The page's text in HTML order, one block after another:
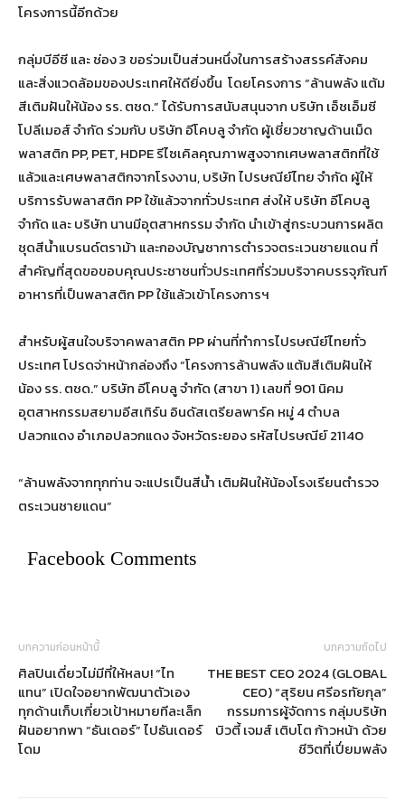
โครงการนี้อีกด้วย
กลุ่มบีอีซี และ ช่อง 3 ขอร่วมเป็นส่วนหนึ่งในการสร้างสรรค์สังคม
และสิ่งแวดล้อมของประเทศให้ดียิ่งขึ้น โดยโครงการ “ล้านพลัง แต้ม
สีเติมฝันให้น้อง รร. ตชด.” ได้รับการสนับสนุนจาก บริษัท เอ็ชเอ็มซี
โปลีเมอส์ จำกัด ร่วมกับ บริษัท อีโคบลู จำกัด ผู้เชี่ยวชาญด้านเม็ด
พลาสติก PP, PET, HDPE รีไซเคิลคุณภาพสูงจากเศษพลาสติกที่ใช้
แล้วและเศษพลาสติกจากโรงงาน, บริษัท ไปรษณีย์ไทย จำกัด ผู้ให้
บริการรับพลาสติก PP ใช้แล้วจากทั่วประเทศ ส่งให้ บริษัท อีโคบลู
จำกัด และ บริษัท นานมีอุตสาหกรรม จำกัด นำเข้าสู่กระบวนการผลิต
ชุดสีน้ำแบรนด์ตราม้า และกองบัญชาการตำรวจตระเวนชายแดน ที่
สำคัญที่สุดขอขอบคุณประชาชนทั่วประเทศที่ร่วมบริจาคบรรจุภัณฑ์
อาหารที่เป็นพลาสติก PP ใช้แล้วเข้าโครงการฯ
สำหรับผู้สนใจบริจาคพลาสติก PP ผ่านที่ทำการไปรษณีย์ไทยทั่ว
ประเทศ โปรดจ่าหน้ากล่องถึง “โครงการล้านพลัง แต้มสีเติมฝันให้
น้อง รร. ตชด.” บริษัท อีโคบลู จำกัด (สาขา 1) เลขที่ 901 นิคม
อุตสาหกรรมสยามอีสเทิร์น อินดัสเตรียลพาร์ค หมู่ 4 ตำบล
ปลวกแดง อำเภอปลวกแดง จังหวัดระยอง รหัสไปรษณีย์ 21140
“ล้านพลังจากทุกท่าน จะแปรเป็นสีน้ำ เติมฝันให้น้องโรงเรียนตำรวจ
ตระเวนชายแดน”
Facebook Comments
บทความก่อนหน้านี้
ศิลปินเดี่ยวไม่มีที่ให้หลบ! “ไท
แทน” เปิดใจอยากพัฒนาตัวเอง
ทุกด้านเก็บเกี่ยวเป้าหมายทีละเล็ก
ฝันอยากพา “ธันเดอร์” ไปธันเดอร์
โดม
บทความถัดไป
THE BEST CEO 2024 (GLOBAL
CEO) “สุริยน ศรีอรทัยกุล”
กรรมการผู้จัดการ กลุ่มบริษัท
บิวตี้ เจมส์ เติบโต ก้าวหน้า ด้วย
ชีวิตที่เปี่ยมพลัง